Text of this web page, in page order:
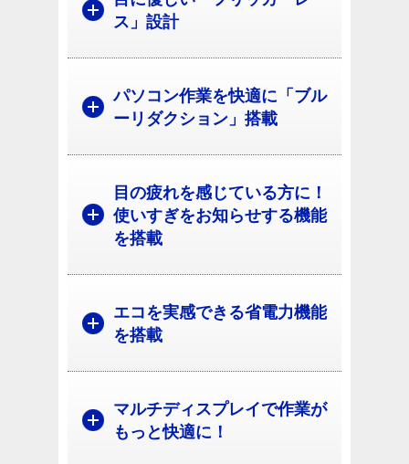
ス」設計
パソコン作業を快適に「ブル
ーリダクション」搭載
目の疲れを感じている方に！
使いすぎをお知らせする機能
を搭載
エコを実感できる省電力機能
を搭載
マルチディスプレイで作業が
もっと快適に！